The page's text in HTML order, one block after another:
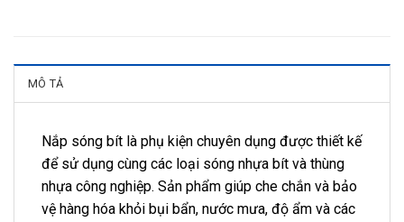
MÔ TẢ
Nắp sóng bít là phụ kiện chuyên dụng được thiết kế
để sử dụng cùng các loại sóng nhựa bít và thùng
nhựa công nghiệp. Sản phẩm giúp che chắn và bảo
vệ hàng hóa khỏi bụi bẩn, nước mưa, độ ẩm và các